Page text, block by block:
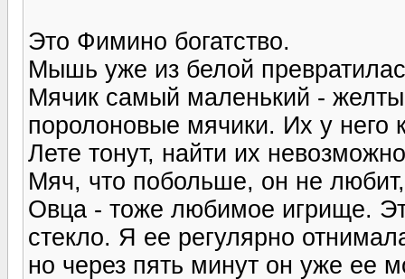
Это Фимино богатство.
Мышь уже из белой
Мячик самый маленький -
поролоновые мячики. Их у него
Лете тонут, найти их
Мяч, что побольше, он не
Овца - тоже любимое игрище.
стекло. Я ее регулярно
но через пять минут он уже ее